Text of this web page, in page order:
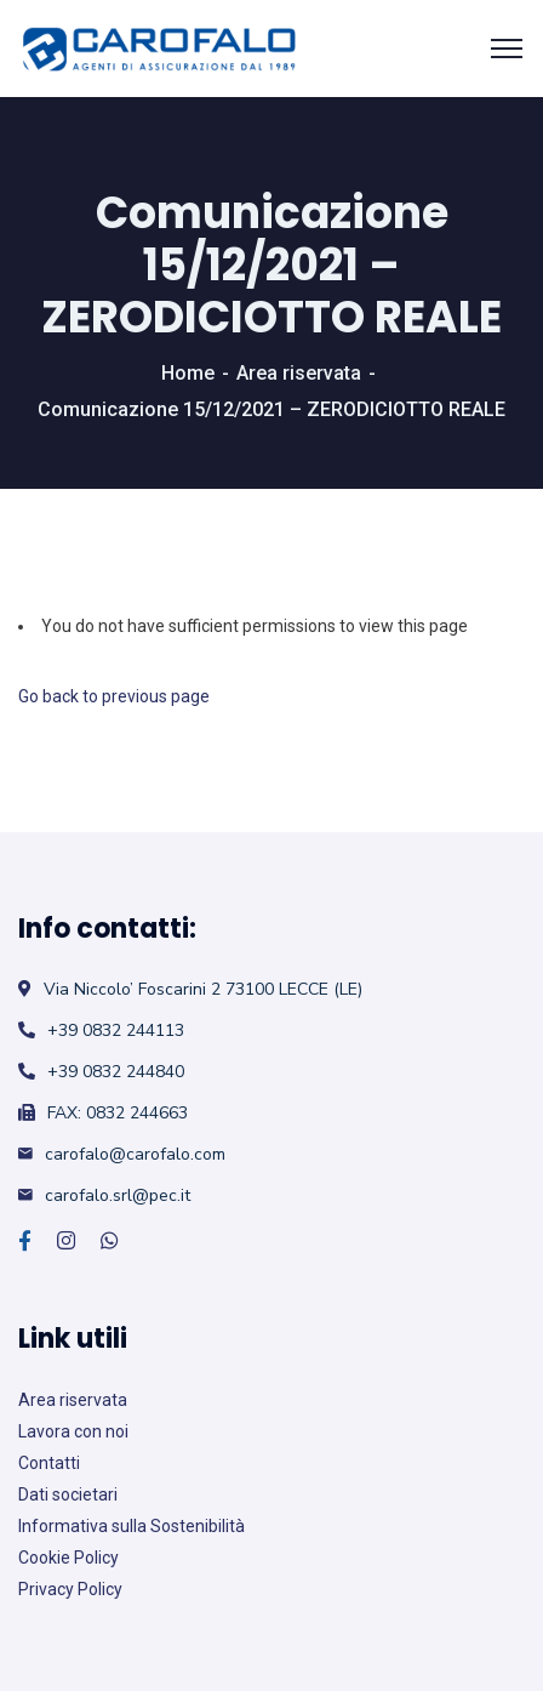
Comunicazione
15/12/2021 –
ZERODICIOTTO REALE
Home
Area riservata
Comunicazione 15/12/2021 – ZERODICIOTTO REALE
You do not have sufficient permissions to view this page
Go back to previous page
Info contatti:
Via Niccolo’ Foscarini 2 73100 LECCE (LE)
+39 0832 244113
+39 0832 244840
FAX: 0832 244663
carofalo@carofalo.com
carofalo.srl@pec.it
Link utili
Area riservata
Lavora con noi
Contatti
Dati societari
Informativa sulla Sostenibilità
Cookie Policy
Privacy Policy